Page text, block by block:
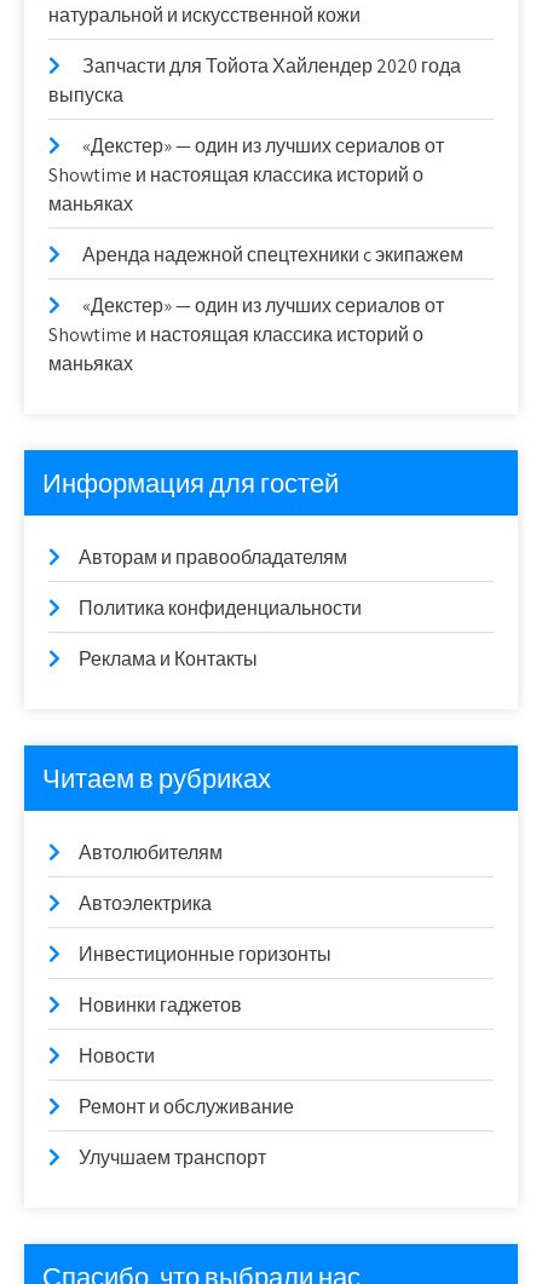
натуральной и искусственной кожи
Запчасти для Тойота Хайлендер 2020 года
выпуска
«Декстер» — один из лучших сериалов от
Showtime и настоящая классика историй о
маньяках
Аренда надежной спецтехники c экипажем
«Декстер» — один из лучших сериалов от
Showtime и настоящая классика историй о
маньяках
Информация для гостей
Авторам и правообладателям
Политика конфиденциальности
Реклама и Контакты
Читаем в рубриках
Автолюбителям
Автоэлектрика
Инвестиционные горизонты
Новинки гаджетов
Новости
Ремонт и обслуживание
Улучшаем транспорт
Спасибо, что выбрали нас